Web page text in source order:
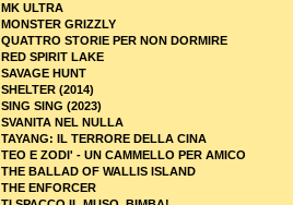
MK ULTRA
MONSTER GRIZZLY
QUATTRO STORIE PER NON DORMIRE
RED SPIRIT LAKE
SAVAGE HUNT
SHELTER (2014)
SING SING (2023)
SVANITA NEL NULLA
TAYANG: IL TERRORE DELLA CINA
TEO E ZODI' - UN CAMMELLO PER AMICO
THE BALLAD OF WALLIS ISLAND
THE ENFORCER